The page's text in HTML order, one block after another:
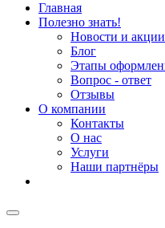
Главная
Полезно знать!
Новости и акции
Блог
Этапы
Вопрос - ответ
Отзывы
О компании
Контакты
О нас
Услуги
Наши партнёры